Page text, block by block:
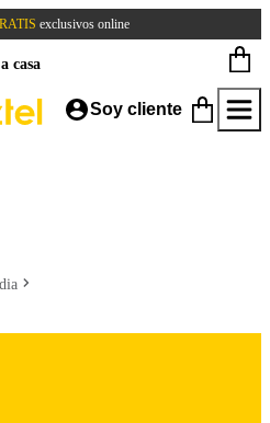
exclusivos online
casa
Soy cliente